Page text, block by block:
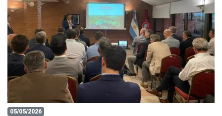
05/05/2026